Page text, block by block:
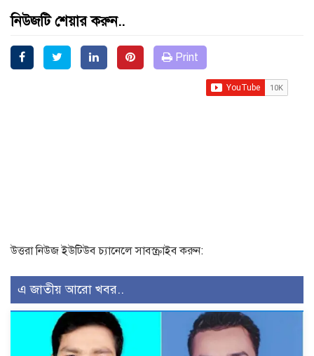
নিউজটি শেয়ার করুন..
Print
উত্তরা নিউজ ইউটিউব চ্যানেলে সাবস্ক্রাইব করুন:
এ জাতীয় আরো খবর..